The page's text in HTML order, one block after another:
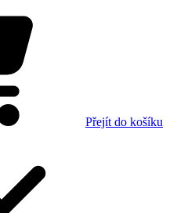
Přejít do košíku